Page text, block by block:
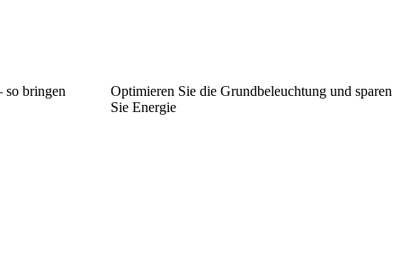
so bringen
Optimieren Sie die Grundbeleuchtung und sparen
Sie Energie